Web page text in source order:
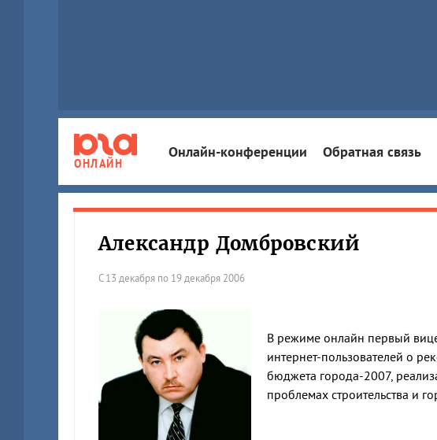
ОНЛАЙН
Онлайн-конференции Обратная связь
Александр Домбровский
С 13 декабря по 19 декабря 2006
В режиме онлайн первый
интернет-пользователей о
бюджета города-2007,
проблемах строительства и